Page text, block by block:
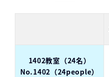
1402教室（24名）
No.1402（24people）